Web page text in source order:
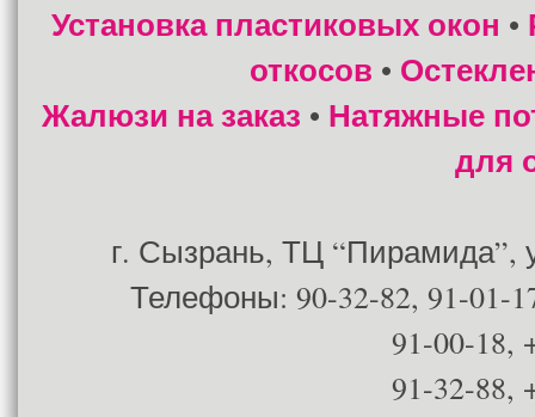
Установка пластиковых окон •
откосов •
Жалюзи на заказ • Натяжные
для
г. Сызрань, ТЦ “Пирамида”,
Телефоны: 90-32-82, 91-01-
91-00-18,
91-32-88,